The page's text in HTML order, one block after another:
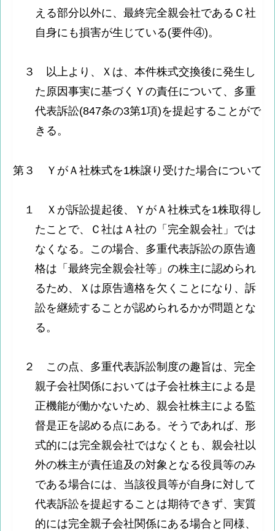
える部分以外に、最終完全親会社であるＣ社
自身にも損害が生じている(要件④)。
３ 以上より、Ｘは、本件株式交換後に発生し
た原因事実に基づくＹの責任について、多重
代表訴訟(847条の3第1項)を提起することがで
きる。
第３ ＹがＡ社株式を1株譲り受けた場合について
１ Ｘが訴訟提起後、ＹがＡ社株式を1株取得し
たことで、Ｃ社はＡ社の「完全親会社」では
なくなる。この場合、多重代表訴訟の原告適
格は「最終完全親会社等」の株主に認められ
るため、Ｘは原告適格を欠くことになり、訴
訟を継続することが認められるかが問題とな
る。
２ この点、多重代表訴訟制度の趣旨は、完全
親子会社関係においては子会社株主による是
正機能が働かないため、親会社株主による監
督是正を認める点にある。そうであれば、形
式的には完全親会社ではなくとも、親会社以
外の株主が責任追及の対象となる役員等のみ
である場合には、当該役員等が自身に対して
代表訴訟を提起することは期待できず、実質
的には完全親子会社関係にある場合と同様、